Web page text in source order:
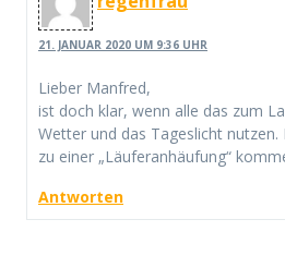
21. JANUAR 2020 UM 9:36 UHR
Lieber Manfred,
ist doch klar, wenn alle das zum
Wetter und das Tageslicht
zu einer „Läuferanhäufung“
Antworten